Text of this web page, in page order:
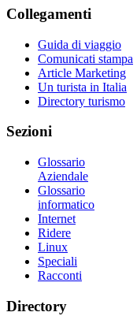
Collegamenti
Guida di viaggio
Comunicati stampa
Article Marketing
Un turista in Italia
Directory turismo
Sezioni
Glossario
Aziendale
Glossario
informatico
Internet
Ridere
Linux
Speciali
Racconti
Directory